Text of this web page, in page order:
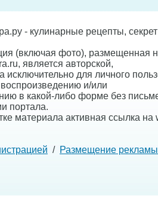
- кулинарные рецепты,
(включая фото), размещенная
является авторской,
исключительно для личного
и/или
в какой-либо форме без
портала.
материала активная ссылка на
/ Размещение рекламы